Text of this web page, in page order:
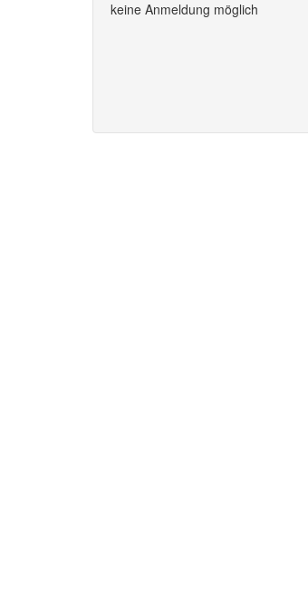
keine Anmeldung möglich